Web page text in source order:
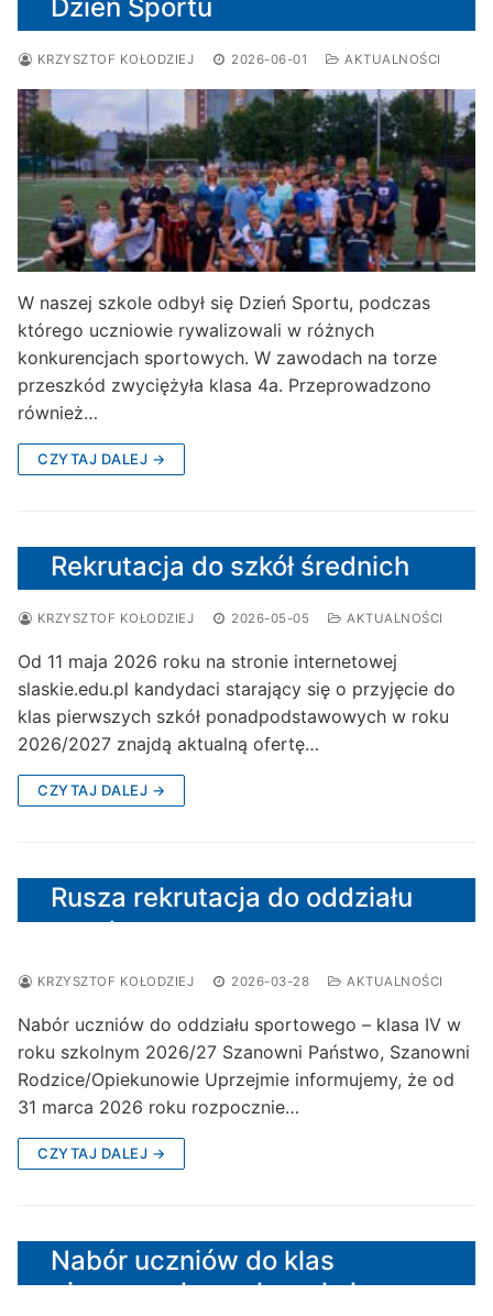
Dzień Sportu
KRZYSZTOF KOŁODZIEJ 2026-06-01 AKTUALNOŚCI
W naszej szkole odbył się Dzień Sportu, podczas
którego uczniowie rywalizowali w różnych
konkurencjach sportowych. W zawodach na torze
przeszkód zwyciężyła klasa 4a. Przeprowadzono
również…
CZYTAJ DALEJ →
Rekrutacja do szkół średnich
KRZYSZTOF KOŁODZIEJ 2026-05-05 AKTUALNOŚCI
Od 11 maja 2026 roku na stronie internetowej
slaskie.edu.pl kandydaci starający się o przyjęcie do
klas pierwszych szkół ponadpodstawowych w roku
2026/2027 znajdą aktualną ofertę…
CZYTAJ DALEJ →
Rusza rekrutacja do oddziału
sportowego
KRZYSZTOF KOŁODZIEJ 2026-03-28 AKTUALNOŚCI
Nabór uczniów do oddziału sportowego – klasa IV w
roku szkolnym 2026/27 Szanowni Państwo, Szanowni
Rodzice/Opiekunowie Uprzejmie informujemy, że od
31 marca 2026 roku rozpocznie…
CZYTAJ DALEJ →
Nabór uczniów do klas
pierwszych w roku szkolnym